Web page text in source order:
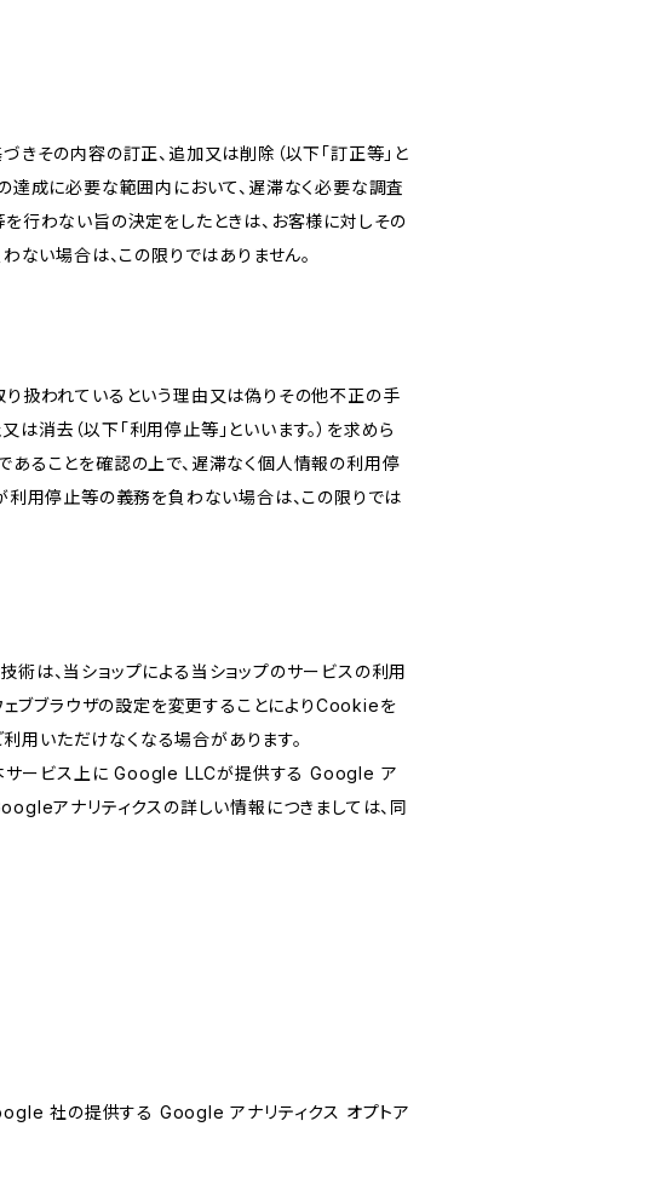
きその内容の訂正、追加又は削除（以下「訂正等」と
達成に必要な範囲内において、遅滞なく必要な調査
行わない旨の決定をしたときは、お客様に対しその
ない場合は、この限りではありません。
り扱われているという理由又は偽りその他不正の手
消去（以下「利用停止等」といいます。）を求めら
あることを確認の上で、遅滞なく個人情報の利用停
利用停止等の義務を負わない場合は、この限りでは
術は、当ショップによる当ショップのサービスの利用
ブブラウザの設定を変更することによりCookieを
用いただけなくなる場合があります。
本サービス上に Google LLCが提供する Google ア
アナリティクスの詳しい情報につきましては、同
社の提供する Google アナリティクス オプトア